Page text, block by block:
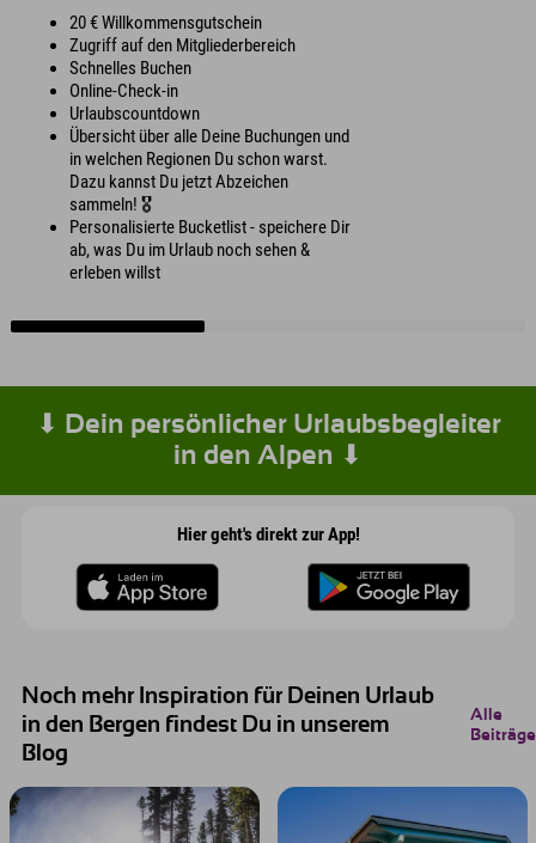
20 € Willkommensgutschein
Zugriff auf den Mitgliederbereich
Schnelles Buchen
Online-Check-in
Urlaubscountdown
Übersicht über alle Deine Buchungen und
in welchen Regionen Du schon warst.
Dazu kannst Du jetzt Abzeichen
sammeln! 🎖️
Personalisierte Bucketlist - speichere Dir
ab, was Du im Urlaub noch sehen &
erleben willst
⬇ Dein persönlicher Urlaubsbegleiter
in den Alpen ⬇
Hier geht's direkt zur App!
Noch mehr Inspiration für Deinen Urlaub
in den Bergen findest Du in unserem
Blog
Alle
Beiträge